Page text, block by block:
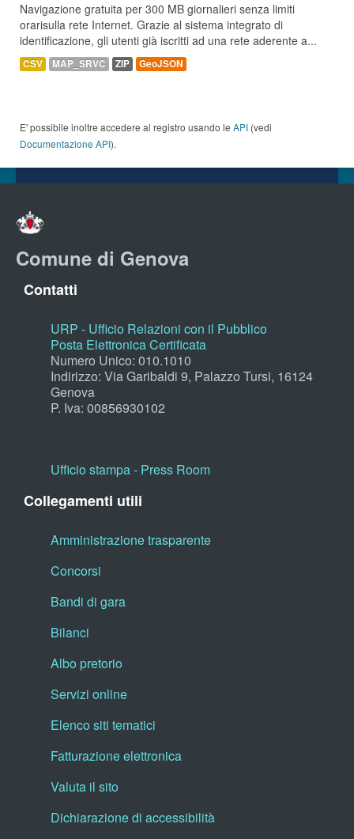
Navigazione gratuita per 300 MB giornalieri senza limiti
orarisulla rete Internet. Grazie al sistema integrato di
identificazione, gli utenti già iscritti ad una rete aderente a...
CSV MAP_SRVC ZIP GeoJSON
E' possibile inoltre accedere al registro usando le API (vedi
Documentazione API).
Comune di Genova
Contatti
URP - Ufficio Relazioni con il Pubblico
Posta Elettronica Certificata
Numero Unico: 010.1010
Indirizzo: Via Garibaldi 9, Palazzo Tursi, 16124
Genova
P. Iva: 00856930102
Ufficio stampa - Press Room
Collegamenti utili
Amministrazione trasparente
Concorsi
Bandi di gara
Bilanci
Albo pretorio
Servizi online
Elenco siti tematici
Fatturazione elettronica
Valuta il sito
Dichiarazione di accessibilità